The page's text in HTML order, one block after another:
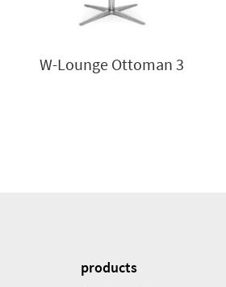
W-Lounge Ottoman 3
products